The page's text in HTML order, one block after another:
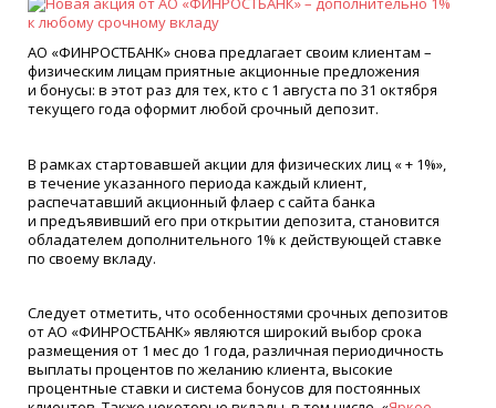
АО «ФИНРОСТБАНК» снова предлагает своим клиентам –
физическим лицам приятные акционные предложения
и бонусы: в этот раз для тех, кто с 1 августа по 31 октября
текущего года оформит любой срочный депозит.
В рамках стартовавшей акции для физических лиц «+ 1%»,
в течение указанного периода каждый клиент,
распечатавший акционный флаер с сайта банка
и предъявивший его при открытии депозита, становится
обладателем дополнительного 1% к действующей ставке
по своему вкладу.
Следует отметить, что особенностями срочных депозитов
от АО «ФИНРОСТБАНК» являются широкий выбор срока
размещения от 1 мес до 1 года, различная периодичность
выплаты процентов по желанию клиента, высокие
процентные ставки и система бонусов для постоянных